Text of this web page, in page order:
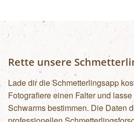
Rette unsere
Lade dir die Schmetterlingsapp
Fotografiere einen Falter und
Schwarms bestimmen. Die Daten